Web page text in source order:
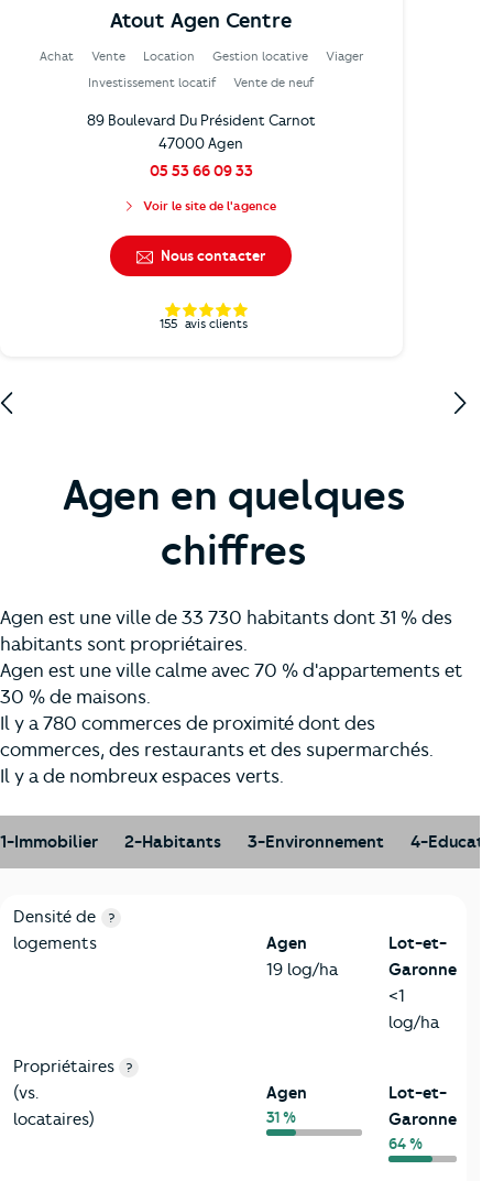
Atout Agen Centre
Achat Vente Location Gestion locative
Viager
Investissement locatif
Vente de neuf
89 Boulevard Du Président Carnot
47000 Agen
05 53 66 09 33
Voir le site de l'agence
Nous contacter
155 avis clients
Agen en quelques
chiffres
Agen est une ville de 33 730 habitants dont 31 % des
habitants sont propriétaires.
Agen est une ville calme avec 70 % d'appartements et
30 % de maisons.
Il y a 780 commerces de proximité dont des
commerces, des restaurants et des supermarchés.
Il y a de nombreux espaces verts.
1-Immobilier 2-Habitants 3-Environnement 4-
1-Immobilier
Critères Agen
Densité de
logements
?
Agen
19 log/ha
Lot-et-
Garonne
<1
log/ha
Propriétaires
(vs.
locataires)
?
Agen
31 %
Lot-et-
Garonne
64 %